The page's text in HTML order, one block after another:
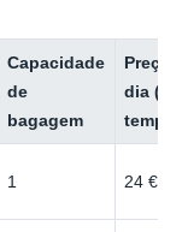
Capacidade
de
bagagem
Preço
dia
1 24 €